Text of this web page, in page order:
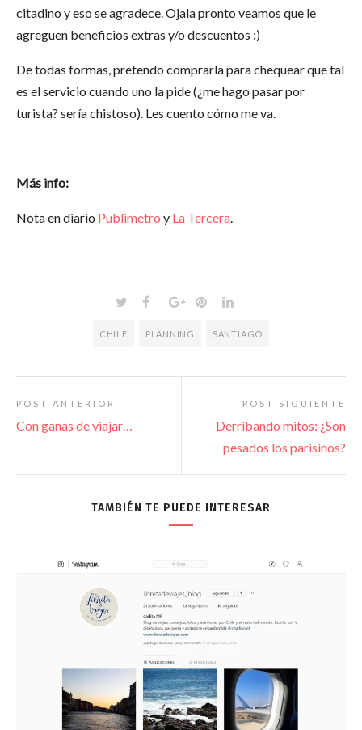
citadino y eso se agradece. Ojala pronto veamos que le
agreguen beneficios extras y/o descuentos :)
De todas formas, pretendo comprarla para chequear que tal
es el servicio cuando uno la pide (¿me hago pasar por
turista? sería chistoso). Les cuento cómo me va.
Más info:
Nota en diario Publimetro y La Tercera.
CHILE PLANNING SANTIAGO
POST ANTERIOR
Con ganas de viajar…
POST SIGUIENTE
Derribando mitos: ¿Son
pesados los parisinos?
TAMBIÉN TE PUEDE INTERESAR